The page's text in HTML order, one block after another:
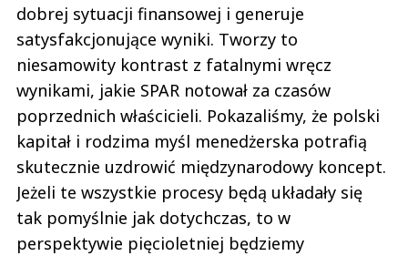
dobrej sytuacji finansowej i generuje
satysfakcjonujące wyniki. Tworzy to
niesamowity kontrast z fatalnymi wręcz
wynikami, jakie SPAR notował za czasów
poprzednich właścicieli. Pokazaliśmy, że polski
kapitał i rodzima myśl menedżerska potrafią
skutecznie uzdrowić międzynarodowy koncept.
Jeżeli te wszystkie procesy będą układały się
tak pomyślnie jak dotychczas, to w
perspektywie pięcioletniej będziemy